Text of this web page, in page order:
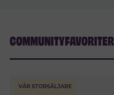
COMMUNITYFAVORITER
VÅR STORSÄLJARE